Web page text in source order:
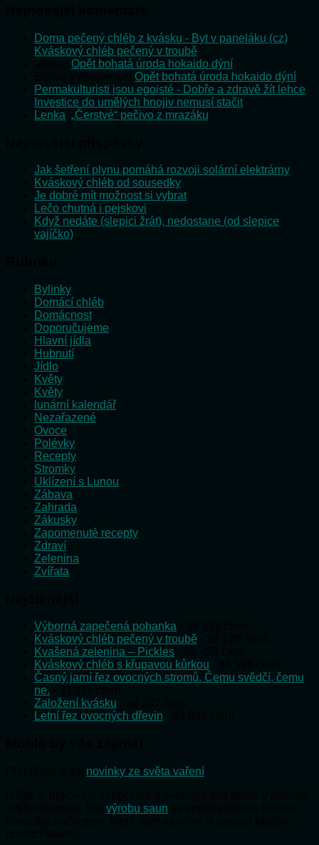
Doma pečený chléb z kvásku - Byt v paneláku (cz)
Kváskový chléb pečený v troubě
Opět bohatá úroda hokaido dýní
Opět bohatá úroda hokaido dýní
Permakulturisti jsou egoisté - Dobře a zdravě žít lehce
Investice do umělých hnojiv nemusí stačit
Lenka „Čerstvé“ pečivo z mrazáku
Jak šetření plynu pomáhá rozvoji solární elektrárny
Kváskový chléb od sousedky
Je dobré mít možnost si vybrat
Lečo chutná i pejskovi
Když nedáte (slepici žrát), nedostane (od slepice
vajíčko)
Bylinky
Domácí chléb
Domácnost
Doporučujeme
Hlavní jídla
Hubnutí
Jídlo
Květy
Květy
lunární kalendář
Nezařazené
Ovoce
Polévky
Recepty
Stromky
Uklízení s Lunou
Zábava
Zahrada
Zákusky
Zapomenuté recepty
Zdraví
Zelenina
Zvířata
Výborná zapečená pohanka
Kváskový chléb pečený v troubě
Kvašená zelenina – Pickles
Kváskový chléb s křupavou kůrkou
Časný jarní řez ovocných stromů. Čemu svědčí, čemu
ne.
Založení kvásku
Letní řez ovocných dřevin
novinky ze světa vaření
výrobu saun